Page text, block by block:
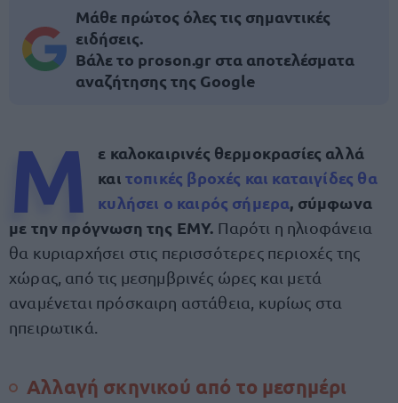
Μάθε πρώτος όλες τις σημαντικές
ειδήσεις.
Βάλε το proson.gr στα αποτελέσματα
αναζήτησης της Google
Μ
ε καλοκαιρινές θερμοκρασίες αλλά
και τοπικές βροχές και καταιγίδες θα
κυλήσει ο καιρός σήμερα, σύμφωνα
με την πρόγνωση της ΕΜΥ. Παρότι η ηλιοφάνεια
θα κυριαρχήσει στις περισσότερες περιοχές της
χώρας, από τις μεσημβρινές ώρες και μετά
αναμένεται πρόσκαιρη αστάθεια, κυρίως στα
ηπειρωτικά.
Αλλαγή σκηνικού από το μεσημέρι